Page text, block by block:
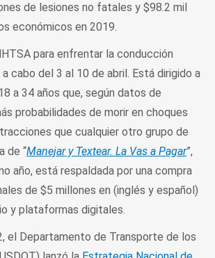
de lesiones no fatales y $98.2 mil
económicos en 2019.
para enfrentar la conducción
cabo del 3 al 10 de abril. Está dirigido a
a 34 años que, según datos de
probabilidades de morir en choques
que cualquier otro grupo de
de “Manejar y Textear. La Vas a Pagar”,
año, está respaldada por una compra
de $5 millones en (inglés y español)
y plataformas digitales.
el Departamento de Transporte de los